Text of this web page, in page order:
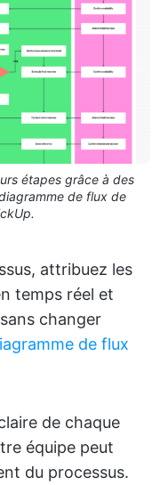
étapes grâce à des
de flux de
attribuez les
temps réel et
sans changer
de flux
de chaque
équipe peut
du processus.